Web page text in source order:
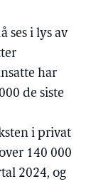
ses i lys av
har
de siste
i privat
140 000
2024, og